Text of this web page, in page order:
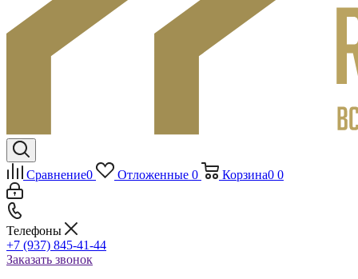
Сравнение0 Отложенные 0 Корзина0 0
Телефоны
+7 (937) 845-41-44
Заказать звонок